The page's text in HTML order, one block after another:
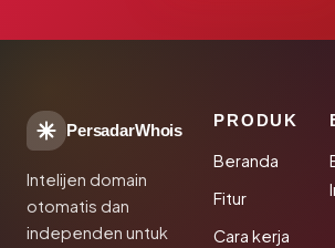
PersadarWhois
Intelijen domain
otomatis dan
independen untuk
PRODUK
Beranda
Fitur
Cara kerja